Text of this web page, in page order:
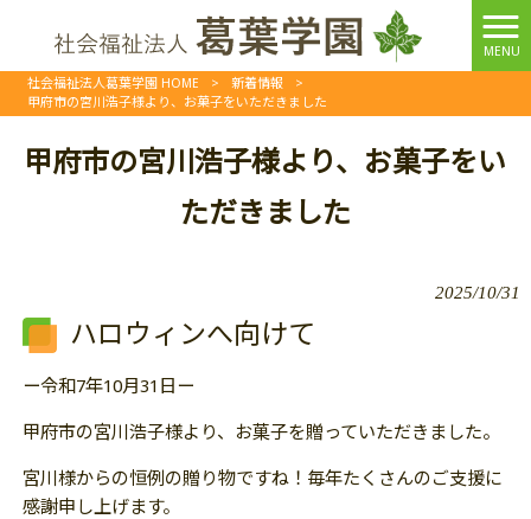
MENU
社会福祉法人葛葉学園 HOME > 新着情報
>
甲府市の宮川浩子様より、お菓子をいただきました
甲府市の宮川浩子様より、お菓子をい
ただきました
2025/10/31
ハロウィンへ向けて
ー令和7年10月31日ー
甲府市の宮川浩子様より、お菓子を贈っていただきました。
宮川様からの恒例の贈り物ですね！毎年たくさんのご支援に
感謝申し上げます。